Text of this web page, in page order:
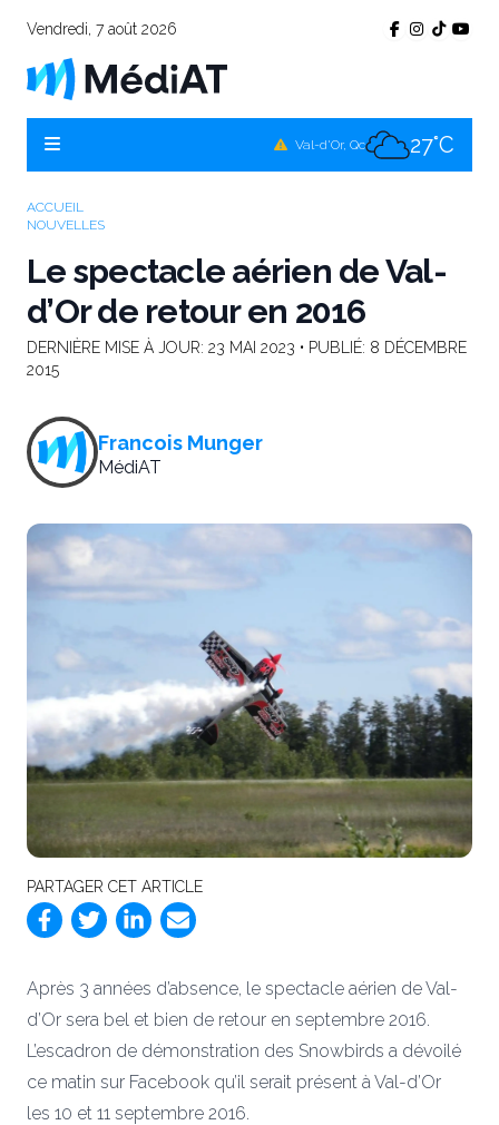
Vendredi, 7 août 2026
Val-d'Or, Qc 27°C
ACCUEIL
NOUVELLES
Le spectacle aérien de Val-
d’Or de retour en 2016
DERNIÈRE MISE À JOUR: 23 MAI 2023 • PUBLIÉ: 8 DÉCEMBRE
2015
Francois Munger
MédiAT
PARTAGER CET ARTICLE
Après 3 années d’absence, le spectacle aérien de Val-
d’Or sera bel et bien de retour en septembre 2016.
L’escadron de démonstration des Snowbirds a dévoilé
ce matin sur Facebook qu’il serait présent à Val-d’Or
les 10 et 11 septembre 2016.